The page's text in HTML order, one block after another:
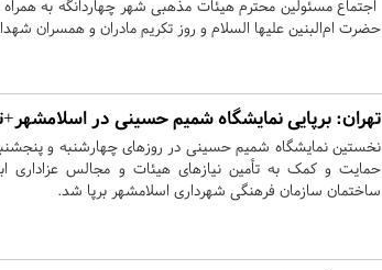
اجتماع مسئولین محترم هیئات مذهبی شهر چهاردانگه به
حضرت ام‌البنین علیها السلام و روز تکریم مادران و همسران
تهران: برپایی نمایشگاه شمیم حسینی در
حمایت و کمک به تأمین نیازهای هیئات و مجالس عزاداری
ساختمان سازمان فرهنگی شهرداری اسلامشهر برپا شد.